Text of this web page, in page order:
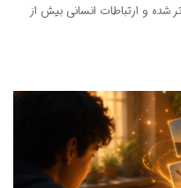
شده و ارتباطات انسانی بیش از